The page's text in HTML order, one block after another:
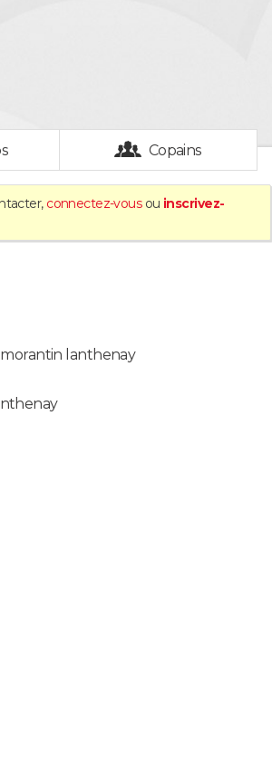
Copains
connectez-vousou inscrivez-
lanthenay